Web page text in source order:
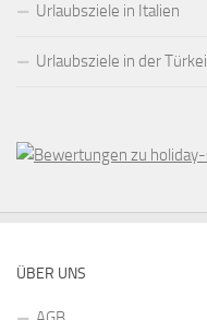
Urlaubsziele in Italien
Urlaubsziele in der Türkei
ÜBER UNS